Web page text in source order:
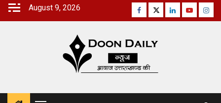
Skip
August 9, 2026 Facebook
TwitterLinkedinYoutube